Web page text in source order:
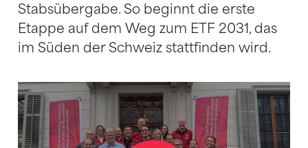
Stabsübergabe. So beginnt die erste
Etappe auf dem Weg zum ETF 2031, das
im Süden der Schweiz stattfinden wird.